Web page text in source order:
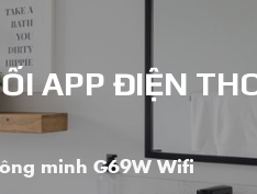
APP ĐIỆN
minh G69W Wifi